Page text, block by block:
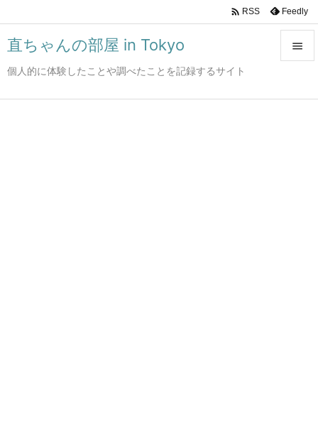
直ちゃんの部屋 in Tokyo
個人的に体験したことや調べたことを記録するサイト

 RSS Feedly